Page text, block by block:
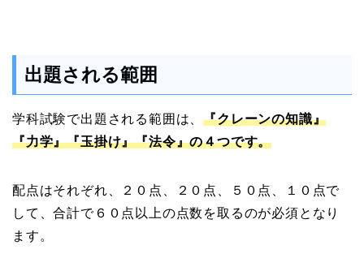
出題される範囲
学科試験で出題される範囲は、『クレーンの知識』
『力学』『玉掛け』『法令』の４つです。
配点はそれぞれ、２０点、２０点、５０点、１０点で
して、合計で６０点以上の点数を取るのが必須となり
ます。